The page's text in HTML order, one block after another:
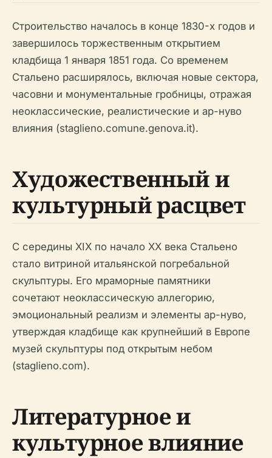
Строительство началось в конце 1830-х годов и
завершилось торжественным открытием
кладбища 1 января 1851 года. Со временем
Стальено расширялось, включая новые сектора,
часовни и монументальные гробницы, отражая
неоклассические, реалистические и ар-нуво
влияния (staglieno.comune.genova.it).
Художественный и
культурный расцвет
С середины XIX по начало XX века Стальено
стало витриной итальянской погребальной
скульптуры. Его мраморные памятники
сочетают неоклассическую аллегорию,
эмоциональный реализм и элементы ар-нуво,
утверждая кладбище как крупнейший в Европе
музей скульптуры под открытым небом
(staglieno.com).
Литературное и
культурное влияние